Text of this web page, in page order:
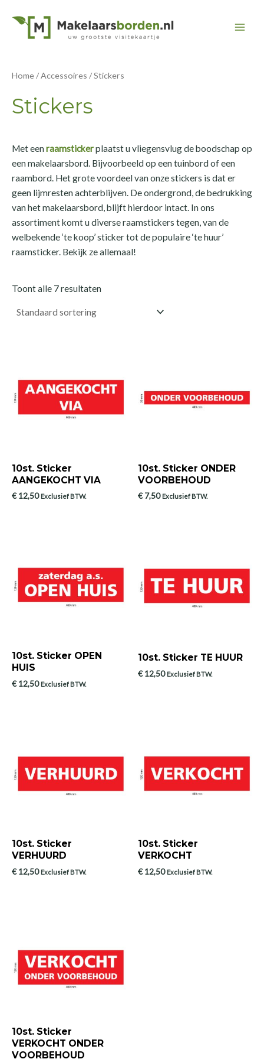
naar
Home/Accessoires / Stickers
Stickers
Met eenraamstickerplaatst u vliegensvlug de boodschap op
een makelaarsbord. Bijvoorbeeld op een tuinbord of een
raambord. Het grote voordeel van onze stickers is dat er
geen lijmresten achterblijven. De ondergrond, de bedrukking
van het makelaarsbord, blijft hierdoor intact. In ons
assortiment komt u diverse raamstickers tegen, van de
welbekende ‘te koop’ sticker tot de populaire ‘te huur’
raamsticker. Bekijk ze allemaal!
Toont alle 7 resultaten
10st. Sticker
AANGEKOCHT VIA
€12,50 Exclusief BTW.
10st. Sticker ONDER
VOORBEHOUD
€7,50 Exclusief BTW.
10st. Sticker OPEN
HUIS
€12,50 Exclusief BTW.
10st. Sticker TE HUUR
€12,50 Exclusief BTW.
10st. Sticker
VERHUURD
€12,50 Exclusief BTW.
10st. Sticker
VERKOCHT
€12,50 Exclusief BTW.
10st. Sticker
VERKOCHT ONDER
VOORBEHOUD